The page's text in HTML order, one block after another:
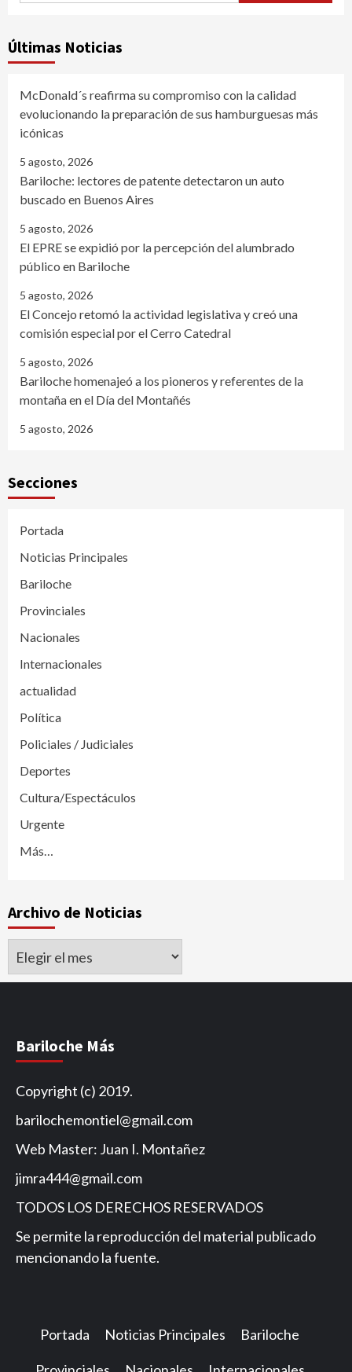
Últimas Noticias
McDonald´s reafirma su compromiso con la calidad
evolucionando la preparación de sus hamburguesas más
icónicas
5 agosto, 2026
Bariloche: lectores de patente detectaron un auto
buscado en Buenos Aires
5 agosto, 2026
El EPRE se expidió por la percepción del alumbrado
público en Bariloche
5 agosto, 2026
El Concejo retomó la actividad legislativa y creó una
comisión especial por el Cerro Catedral
5 agosto, 2026
Bariloche homenajeó a los pioneros y referentes de la
montaña en el Día del Montañés
5 agosto, 2026
Secciones
Portada
Noticias Principales
Bariloche
Provinciales
Nacionales
Internacionales
actualidad
Política
Policiales / Judiciales
Deportes
Cultura/Espectáculos
Urgente
Más…
Archivo de Noticias
Archivo
Bariloche Más
Copyright (c) 2019.
barilochemontiel@gmail.com
Web Master: Juan I. Montañez
jimra444@gmail.com
TODOS LOS DERECHOS RESERVADOS
Se permite la reproducción del material publicado
mencionando la fuente.
Portada Noticias Principales Bariloche